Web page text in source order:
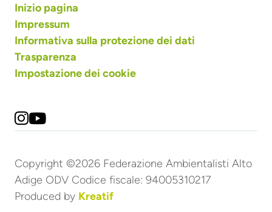
Inizio pagina
Impressum
Informativa sulla protezione dei dati
Trasparenza
Impostazione dei cookie

Copyright ©2026 Federazione Ambientalisti Alto
Adige ODV Codice fiscale: 94005310217
Produced by Kreatif